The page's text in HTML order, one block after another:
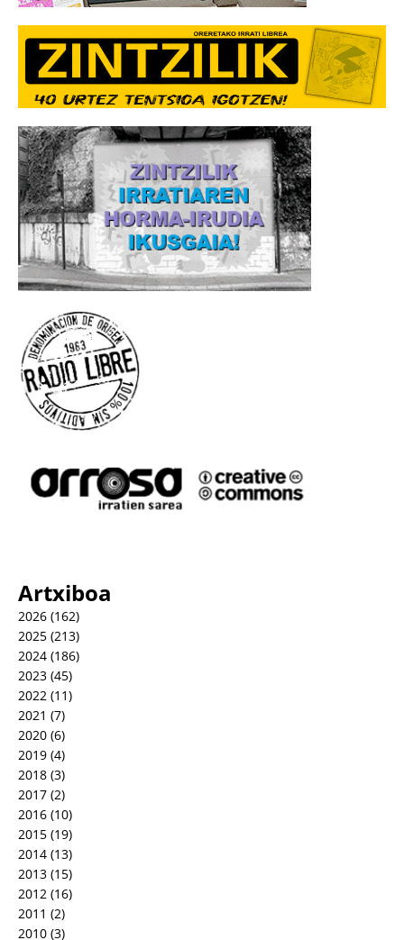
Artxiboa
2026 (162)
2025 (213)
2024 (186)
2023 (45)
2022 (11)
2021 (7)
2020 (6)
2019 (4)
2018 (3)
2017 (2)
2016 (10)
2015 (19)
2014 (13)
2013 (15)
2012 (16)
2011 (2)
2010 (3)